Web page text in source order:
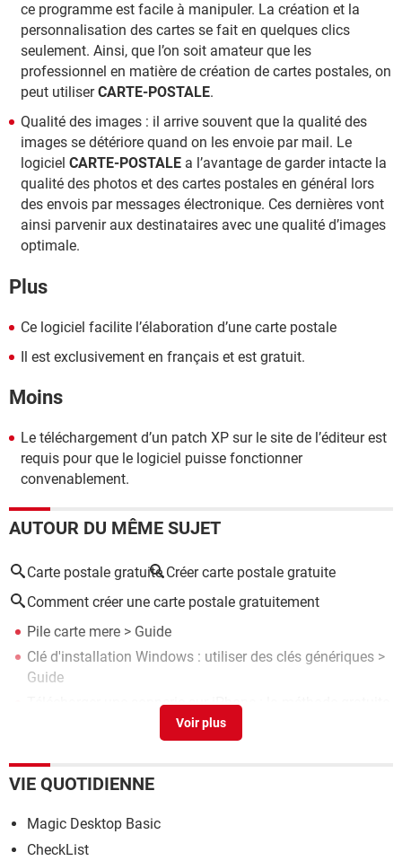
ce programme est facile à manipuler. La création et la
personnalisation des cartes se fait en quelques clics
seulement. Ainsi, que l’on soit amateur que les
professionnel en matière de création de cartes postales, on
peut utiliserCARTE-POSTALE.
Qualité des images : il arrive souvent que la qualité des
images se détériore quand on les envoie par mail. Le
logiciel CARTE-POSTALE a l’avantage de garder intacte la
qualité des photos et des cartes postales en général lors
des envois par messages électronique. Ces dernières vont
ainsi parvenir aux destinataires avec une qualité d’images
optimale.
Plus
Ce logiciel facilite l’élaboration d’une carte postale
Il est exclusivement en français et est gratuit.
Moins
Le téléchargement d’un patch XP sur le site de l’éditeur est
requis pour que le logiciel puisse fonctionner
convenablement.
AUTOUR DU MÊME SUJET
Carte postale gratuite Créer carte postale gratuite
Comment créer une carte postale gratuitement
Pile carte mere > Guide
Clé d'installation Windows : utiliser des clés génériques >
Guide
Télécharger une sonnerie sur iPhone : la méthode gratuite
Guide
Télécharger une notice en PDF : trouver un mode d'emploi
> Guide
VIE QUOTIDIENNE
Magic Desktop Basic
CheckList